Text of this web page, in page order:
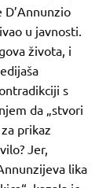
D’Annunzio
u javnosti.
života, i
s
da „stvori
prikaz
Jer,
lika